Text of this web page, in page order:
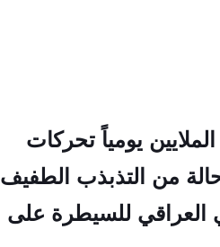
يومياً تحركات
من التذبذب الطفيف
العراقي للسيطرة على